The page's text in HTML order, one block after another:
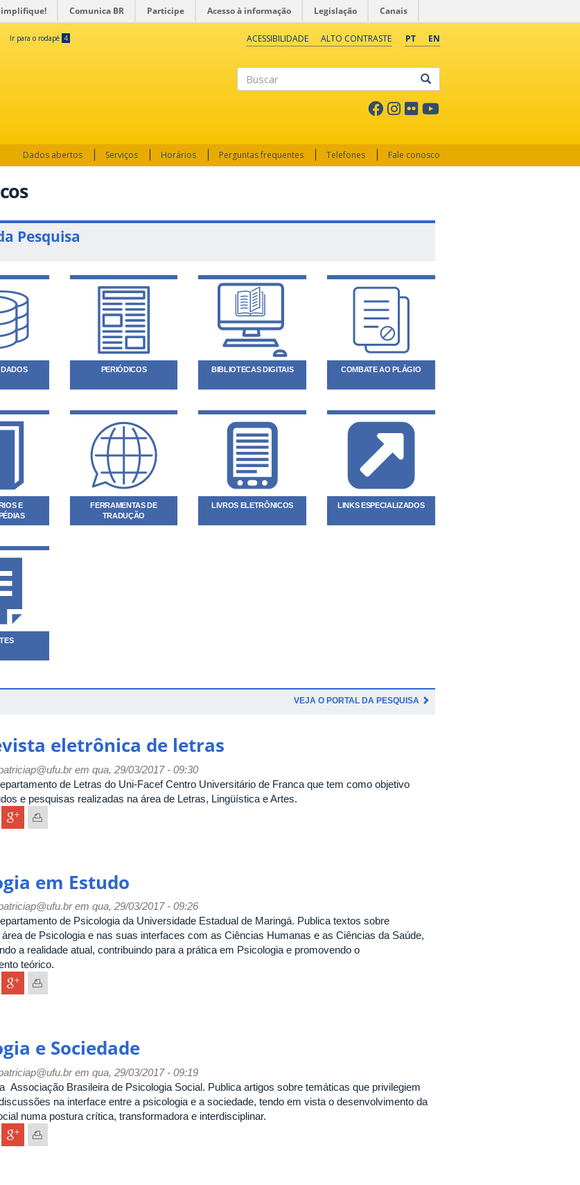
Comunica BR Participe Acesso à informação Legislação Canais
Ir para o rodapé 4 PT EN
ACESSIBILIDADE ALTO CONTRASTE
Dados abertos Serviços Horários Perguntas frequentes Telefones Fale conosco
Pesquisa
PERIÓDICOS BIBLIOTECAS DIGITAIS COMBATE AO PLÁGIO
E
FERRAMENTAS DE
TRADUÇÃO
LIVROS ELETRÔNICOS LINKS ESPECIALIZADOS
VEJA O PORTAL DA PESQUISA
eletrônica de letras
em qua, 29/03/2017 - 09:30
de Letras do Uni-Facef Centro Universitário de Franca que tem como objetivo
e pesquisas realizadas na área de Letras, Lingüística e Artes.
em Estudo
em qua, 29/03/2017 - 09:26
de Psicologia da Universidade Estadual de Maringá. Publica textos sobre
de Psicologia e nas suas interfaces com as Ciências Humanas e as Ciências da Saúde,
a realidade atual, contribuindo para a prática em Psicologia e promovendo o
teórico.
e Sociedade
em qua, 29/03/2017 - 09:19
Associação Brasileira de Psicologia Social. Publica artigos sobre temáticas que privilegiem
na interface entre a psicologia e a sociedade, tendo em vista o desenvolvimento da
numa postura crítica, transformadora e interdisciplinar.